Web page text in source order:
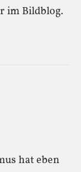
im Bildblog.
hat eben